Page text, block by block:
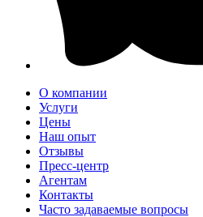
О компании
Услуги
Цены
Наш опыт
Отзывы
Пресс-центр
Агентам
Контакты
Часто задаваемые вопросы